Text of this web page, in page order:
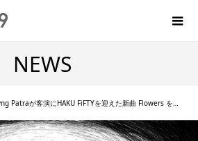
NEWS
が客演にHAKU FiFTYを迎えた新曲 Flowers をリリース [2022/02/12]